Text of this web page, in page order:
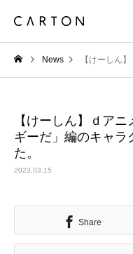
News 【けーしん】ｄアニメ
【けーしん】ｄア
ギーだ」編のキャラ
た。
2023.03.15
Share